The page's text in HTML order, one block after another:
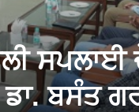
ਸਪਲਾਈ
ਬਸੰਤ